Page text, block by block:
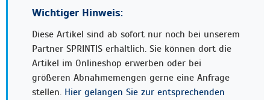
Wichtiger Hinweis:
Diese Artikel sind ab sofort nur noch bei unserem
Partner SPRINTIS erhältlich. Sie können dort die
Artikel im Onlineshop erwerben oder bei
größeren Abnahmemengen gerne eine Anfrage
stellen. Hier gelangen Sie zur entsprechenden